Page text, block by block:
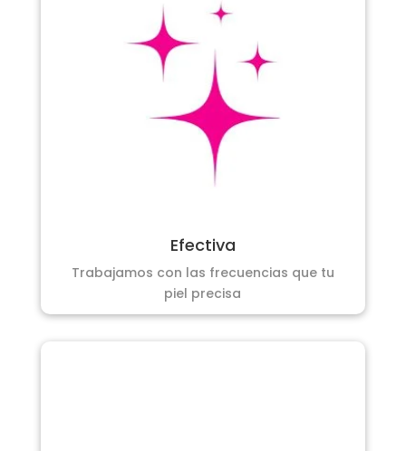
Efectiva
Trabajamos con las frecuencias que tu
piel precisa